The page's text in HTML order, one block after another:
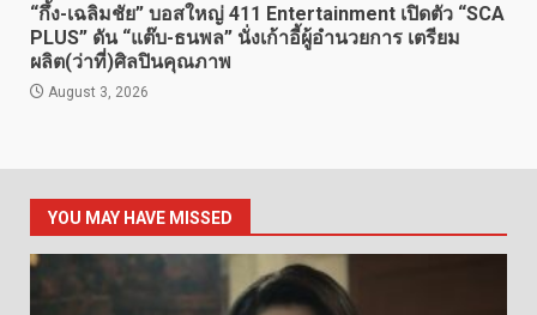
“กึ้ง-เฉลิมชัย” บอสใหญ่ 411 Entertainment เปิดตัว “SCA
PLUS” ดัน “แต๊บ-ธนพล” นั่งเก้าอี้ผู้อำนวยการ เตรียม
ผลิต(ว่าที่)ศิลปินคุณภาพ
August 3, 2026
YOU MAY HAVE MISSED